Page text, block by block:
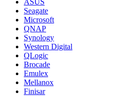
ASUS
Seagate
Microsoft
QNAP
Synology
Western Digital
QLogic
Brocade
Emulex
Mellanox
Finisar